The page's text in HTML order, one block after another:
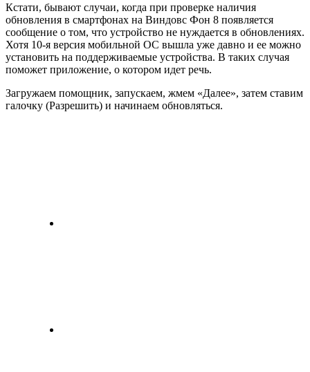
Кстати, бывают случаи, когда при проверке наличия
обновления в смартфонах на Виндовс Фон 8 появляется
сообщение о том, что устройство не нуждается в обновлениях.
Хотя 10-я версия мобильной ОС вышла уже давно и ее можно
установить на поддерживаемые устройства. В таких случая
поможет приложение, о котором идет речь.
Загружаем помощник, запускаем, жмем «Далее», затем ставим
галочку (Разрешить) и начинаем обновляться.